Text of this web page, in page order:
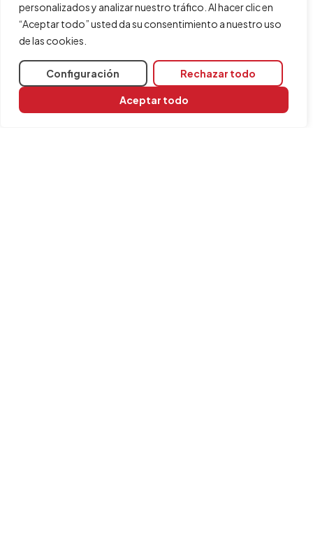
personalizados y analizar nuestro tráfico. Al hacer clic en
“Aceptar todo” usted da su consentimiento a nuestro uso
de las cookies.
Configuración Rechazar todo
Aceptar todo